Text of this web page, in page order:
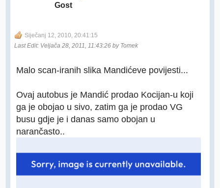
Gost
Siječanj 12, 2010, 20:41:15
Last Edit: Veljača 28, 2011, 11:43:26 by Tomek
Malo scan-iranih slika Mandićeve povijesti...
Ovaj autobus je Mandić prodao Kocijan-u koji
ga je obojao u sivo, zatim ga je prodao VG
busu gdje je i danas samo obojan u
narančasto..